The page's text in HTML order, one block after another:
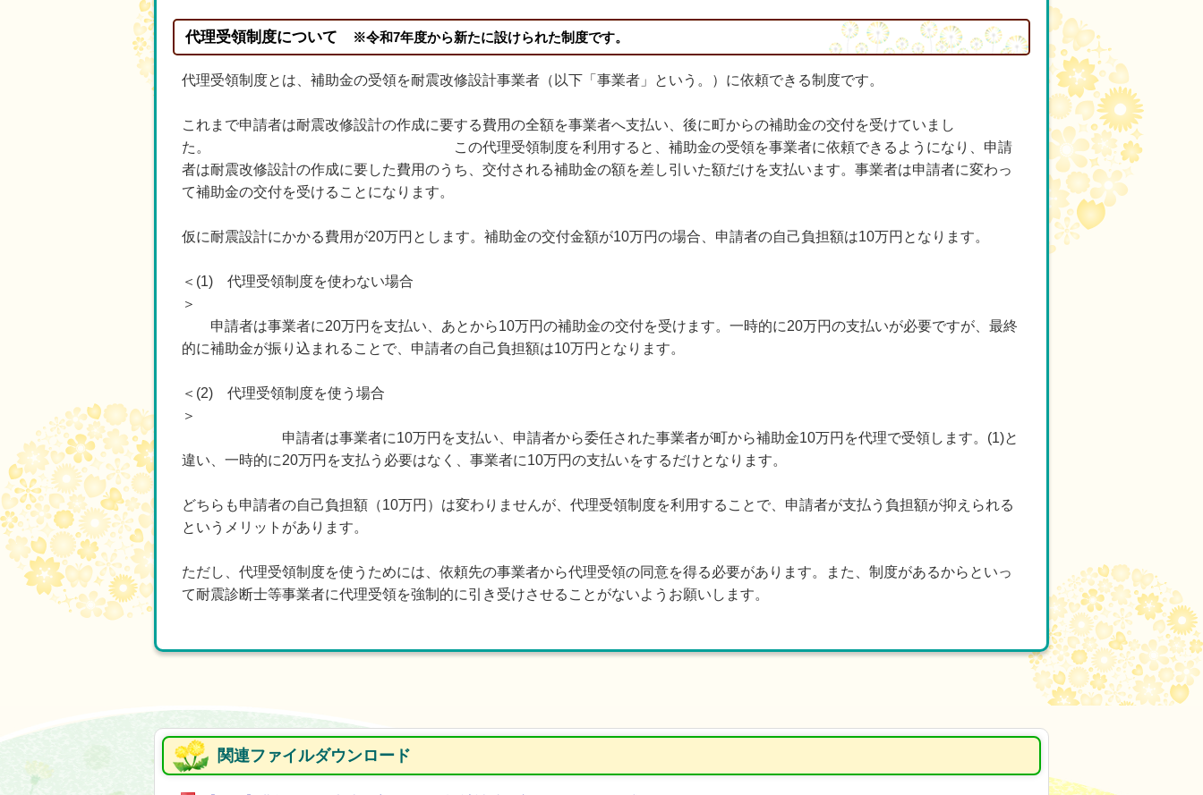
代理受領制度について ※令和7年度から新たに設けられた制度です。
代理受領制度とは、補助金の受領を耐震改修設計事業者（以下「事業者」という。）に依頼できる制度です。
これまで申請者は耐震改修設計の作成に要する費用の全額を事業者へ支払い、後に町からの補助金の交付を受けていまし
た。 この代理受領制度を利用すると、補助金の受領を事業者に依頼できるようになり、申請
者は耐震改修設計の作成に要した費用のうち、交付される補助金の額を差し引いた額だけを支払います。事業者は申請者に変わっ
て補助金の交付を受けることになります。
仮に耐震設計にかかる費用が20万円とします。補助金の交付金額が10万円の場合、申請者の自己負担額は10万円となります。
＜(1) 代理受領制度を使わない場合
＞
申請者は事業者に20万円を支払い、あとから10万円の補助金の交付を受けます。一時的に20万円の支払いが必要ですが、最終
的に補助金が振り込まれることで、申請者の自己負担額は10万円となります。
＜(2) 代理受領制度を使う場合
＞
申請者は事業者に10万円を支払い、申請者から委任された事業者が町から補助金10万円を代理で受領します。(1)と
違い、一時的に20万円を支払う必要はなく、事業者に10万円の支払いをするだけとなります。
どちらも申請者の自己負担額（10万円）は変わりませんが、代理受領制度を利用することで、申請者が支払う負担額が抑えられる
というメリットがあります。
ただし、代理受領制度を使うためには、依頼先の事業者から代理受領の同意を得る必要があります。また、制度があるからといっ
て耐震診断士等事業者に代理受領を強制的に引き受けさせることがないようお願いします。
関連ファイルダウンロード